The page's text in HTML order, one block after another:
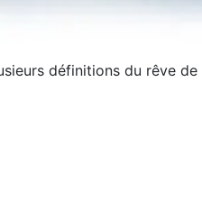
définitions du rêve de